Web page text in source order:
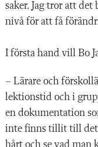
saker. Jag tror att
nivå för att få
I första hand vill Bo
– Lärare och
lektionstid och i
en dokumentation
inte finns tillit till det
hårt och se vad man